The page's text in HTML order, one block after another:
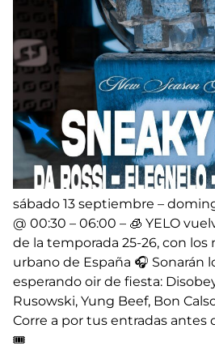
sábado 13 septiembre –
@ 00:30 – 06:00 – 🧊 YELO
de la temporada 25-26, con los
urbano de España 🎧 Sonarán
esperando oir de fiesta:
Rusowski, Yung Beef, Bon
Corre a por tus entradas antes
🎟️